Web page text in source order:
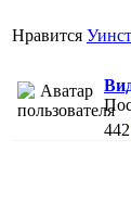
Нравится
442